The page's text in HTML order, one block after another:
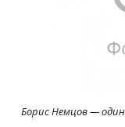
Борис Немцов —